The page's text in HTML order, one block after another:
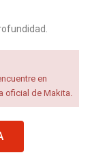
en
oficial de Makita.